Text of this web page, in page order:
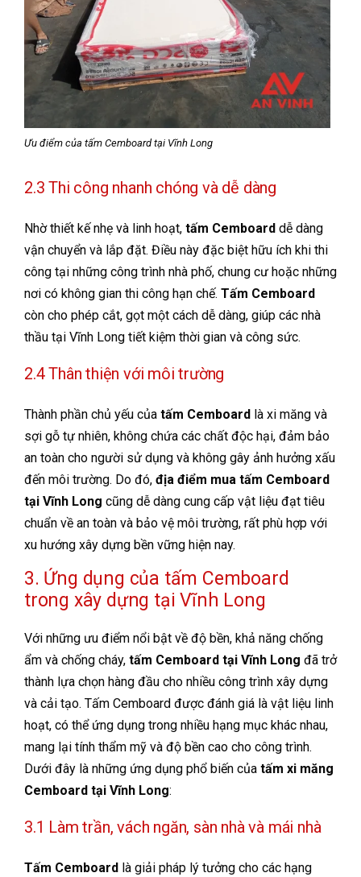
Ưu điểm của tấm Cemboard tại Vĩnh Long
2.3 Thi công nhanh chóng và dễ dàng
Nhờ thiết kế nhẹ và linh hoạt, tấm Cemboard dễ dàng
vận chuyển và lắp đặt. Điều này đặc biệt hữu ích khi thi
công tại những công trình nhà phố, chung cư hoặc những
nơi có không gian thi công hạn chế. Tấm Cemboard
còn cho phép cắt, gọt một cách dễ dàng, giúp các nhà
thầu tại Vĩnh Long tiết kiệm thời gian và công sức.
2.4 Thân thiện với môi trường
Thành phần chủ yếu của tấm Cemboard là xi măng và
sợi gỗ tự nhiên, không chứa các chất độc hại, đảm bảo
an toàn cho người sử dụng và không gây ảnh hưởng xấu
đến môi trường. Do đó, địa điểm mua tấm Cemboard
tại Vĩnh Long cũng dễ dàng cung cấp vật liệu đạt tiêu
chuẩn về an toàn và bảo vệ môi trường, rất phù hợp với
xu hướng xây dựng bền vững hiện nay.
3. Ứng dụng của tấm Cemboard
trong xây dựng tại Vĩnh Long
Với những ưu điểm nổi bật về độ bền, khả năng chống
ẩm và chống cháy, tấm Cemboard tại Vĩnh Long đã trở
thành lựa chọn hàng đầu cho nhiều công trình xây dựng
và cải tạo. Tấm Cemboard được đánh giá là vật liệu linh
hoạt, có thể ứng dụng trong nhiều hạng mục khác nhau,
mang lại tính thẩm mỹ và độ bền cao cho công trình.
Dưới đây là những ứng dụng phổ biến của tấm xi măng
Cemboard tại Vĩnh Long:
3.1 Làm trần, vách ngăn, sàn nhà và mái nhà
Tấm Cemboard là giải pháp lý tưởng cho các hạng